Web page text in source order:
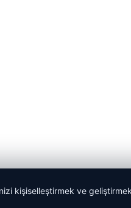
kişiselleştirmek ve